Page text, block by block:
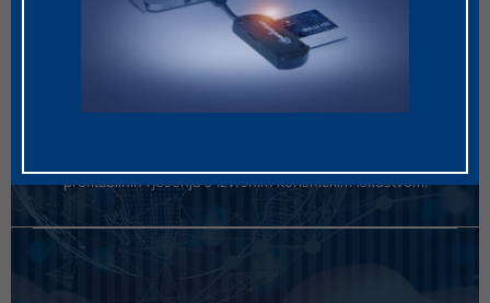
Profesionalne usluge
profitabilnih rješenja s izvrsnim korisničkim iskustvom.